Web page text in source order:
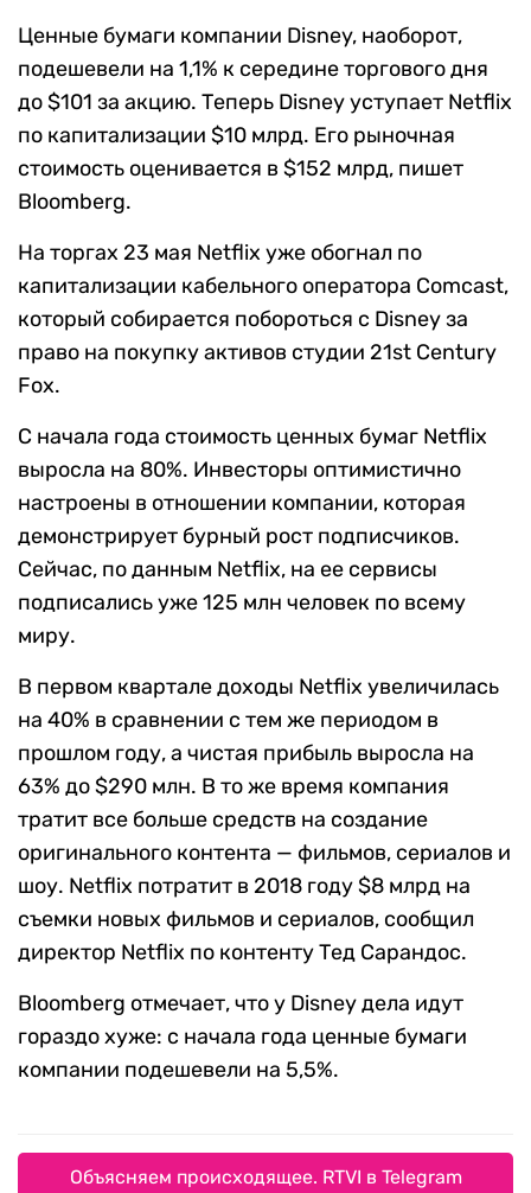
Ценные бумаги компании Disney, наоборот,
подешевели на 1,1% к середине торгового дня
до $101 за акцию. Теперь Disney уступает Netflix
по капитализации $10 млрд. Его рыночная
стоимость оценивается в $152 млрд, пишет
Bloomberg.
На торгах 23 мая Netflix уже обогнал по
капитализации кабельного оператора Comcast,
который собирается побороться с Disney за
право на покупку активов студии 21st Century
Fox.
С начала года стоимость ценных бумаг Netflix
выросла на 80%. Инвесторы оптимистично
настроены в отношении компании, которая
демонстрирует бурный рост подписчиков.
Сейчас, по данным Netflix, на ее сервисы
подписались уже 125 млн человек по всему
миру.
В первом квартале доходы Netflix увеличилась
на 40% в сравнении с тем же периодом в
прошлом году, а чистая прибыль выросла на
63% до $290 млн. В то же время компания
тратит все больше средств на создание
оригинального контента — фильмов, сериалов и
шоу. Netflix потратит в 2018 году $8 млрд на
съемки новых фильмов и сериалов, сообщил
директор Netflix по контенту Тед Сарандос.
Bloomberg отмечает, что у Disney дела идут
гораздо хуже: с начала года ценные бумаги
компании подешевели на 5,5%.
Объясняем происходящее. RTVI в Telegram